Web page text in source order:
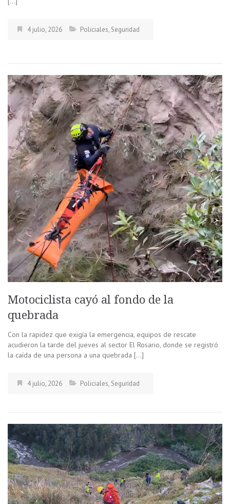
4 julio, 2026 Policiales, Seguridad
Motociclista cayó al fondo de la
quebrada
Con la rapidez que exigía la emergencia, equipos de rescate
acudieron la tarde del jueves al sector El Rosario, donde se registró
la caída de una persona a una quebrada […]
4 julio, 2026 Policiales, Seguridad